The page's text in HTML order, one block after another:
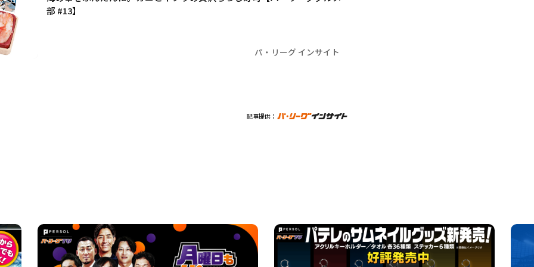
部 #13】
パ・リーグ インサイト
記事提供：